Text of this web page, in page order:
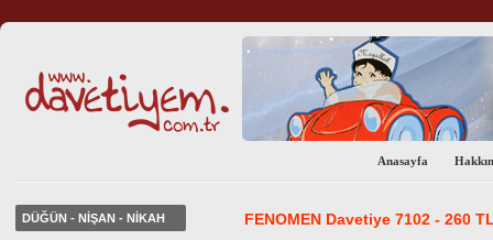
Anasayfa
DÜĞÜN - NİŞAN - NİKAH FENOMEN Davetiye 7102 - 260